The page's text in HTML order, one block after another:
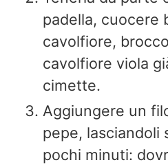
padella, cuocere
cavolfiore,
cavolfiore viola
cimette.
Aggiungere un
pepe, lasciandoli
pochi minuti: